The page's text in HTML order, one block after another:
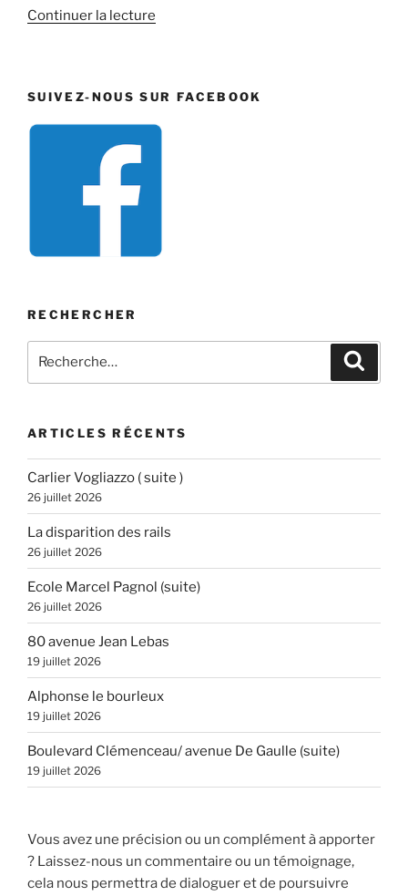
Continuer la lecture
SUIVEZ-NOUS SUR FACEBOOK
RECHERCHER
pour
ARTICLES RÉCENTS
Carlier Vogliazzo ( suite )
26 juillet 2026
La disparition des rails
26 juillet 2026
Ecole Marcel Pagnol (suite)
26 juillet 2026
80 avenue Jean Lebas
19 juillet 2026
Alphonse le bourleux
19 juillet 2026
Boulevard Clémenceau/ avenue De Gaulle (suite)
19 juillet 2026
Vous avez une précision ou un complément à apporter
? Laissez-nous un commentaire ou un témoignage,
cela nous permettra de dialoguer et de poursuivre